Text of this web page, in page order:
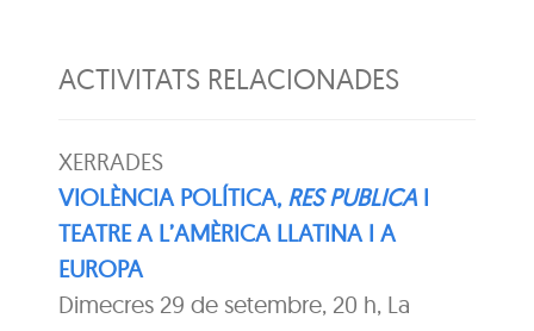
ACTIVITATS RELACIONADES
XERRADES
VIOLÈNCIA POLÍTICA, RES PUBLICA I
TEATRE A L’AMÈRICA LLATINA I A
EUROPA
Dimecres 29 de setembre, 20 h, La